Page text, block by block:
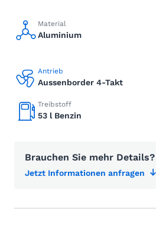
Material
Aluminium
Antrieb
Aussenborder 4-Takt
Treibstoff
53 l Benzin
Brauchen Sie mehr Details?
Jetzt Informationen anfragen